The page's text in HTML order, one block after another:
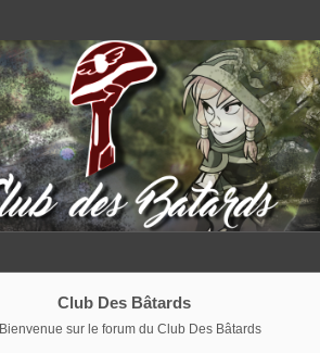
Club Des Bâtards
Bienvenue sur le forum du Club Des Bâtards